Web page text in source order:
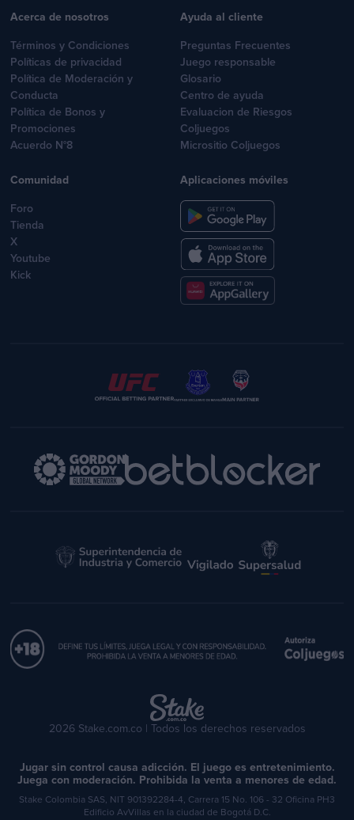
Acerca de nosotros
Términos y Condiciones
Políticas de privacidad
Política de Moderación y
Conducta
Política de Bonos y
Promociones
Acuerdo N°8
Ayuda al cliente
Preguntas Frecuentes
Juego responsable
Glosario
Centro de ayuda
Evaluacion de Riesgos
Coljuegos
Micrositio Coljuegos
Comunidad
Foro
Tienda
X
Youtube
Kick
Aplicaciones móviles
2026 Stake.com.co | Todos los derechos reservados
Jugar sin control causa adicción. El juego es entretenimiento.
Juega con moderación. Prohibida la venta a menores de edad.
Stake Colombia SAS, NIT 901392284-4, Carrera 15 No. 106 - 32 Oficina PH3
Edificio AvVillas en la ciudad de Bogotá D.C.